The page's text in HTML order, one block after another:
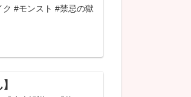
#モンスト #禁忌の獄